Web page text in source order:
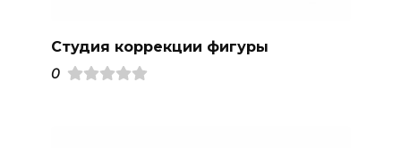
Студия коррекции фигуры
0